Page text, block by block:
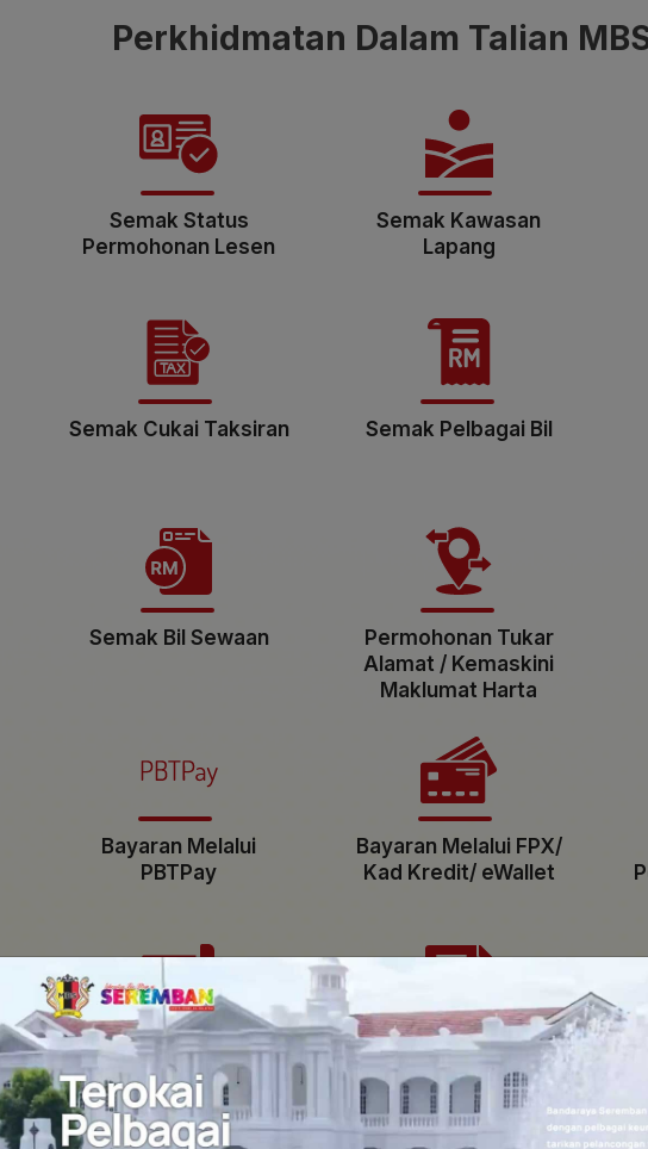
Perkhidmatan Dalam Talian
Semak Status
Permohonan Lesen
Semak Kawasan
Lapang
Semak Cukai Taksiran Semak Pelbagai Bil
Semak Bil Sewaan
Permohonan Tukar
Alamat / Kemaskini
Maklumat Harta
Bayaran Melalui
PBTPay
Bayaran Melalui FPX/
Kad Kredit/ eWallet
Permohonan
Tambahan Ubahsuai
Rumah & Permit
Permohonan Lesen
Perniagaan